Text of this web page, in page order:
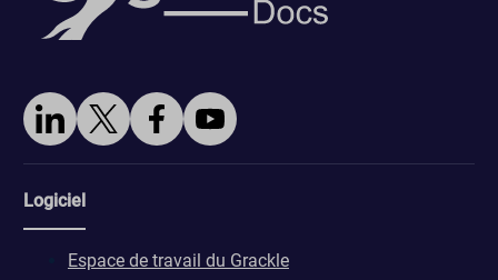
Logiciel
Espace de travail du Grackle